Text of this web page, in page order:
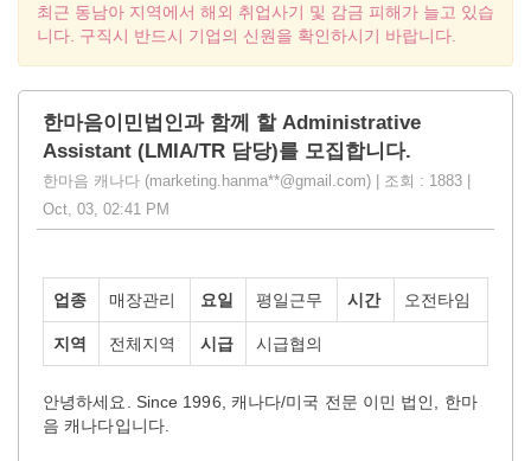
최근 동남아 지역에서 해외 취업사기 및 감금 피해가 늘고 있습
니다. 구직시 반드시 기업의 신원을 확인하시기 바랍니다.
한마음이민법인과 함께 할 Administrative
Assistant (LMIA/TR 담당)를 모집합니다.
한마음 캐나다 (marketing.hanma**@gmail.com) | 조회 : 1883 |
Oct, 03, 02:41 PM
업종 매장관리 요일 평일근무 시간 오전타임
지역 전체지역 시급 시급협의
안녕하세요. Since 1996, 캐나다/미국 전문 이민 법인, 한마
음 캐나다입니다.